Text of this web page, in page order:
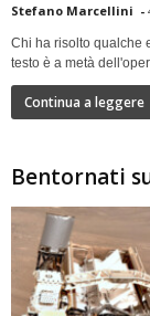
Stefano Marcellini -
Chi ha risolto qualche
testo è a metà
Continua a leggere
Bentornati